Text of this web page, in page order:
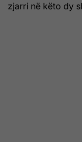
zjarri në këto dy